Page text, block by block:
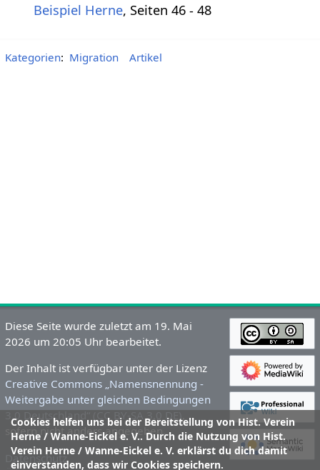
Beispiel Herne, Seiten 46 - 48
Kategorien: Migration Artikel
Cookies helfen uns bei der Bereitstellung von Hist. Verein
Herne / Wanne-Eickel e. V.. Durch die Nutzung von Hist.
Verein Herne / Wanne-Eickel e. V. erklärst du dich damit
einverstanden, dass wir Cookies speichern.
Diese Seite wurde zuletzt am 19. Mai
2026 um 20:05 Uhr bearbeitet.
Der Inhalt ist verfügbar unter der Lizenz
Creative Commons „Namensnennung -
Weitergabe unter gleichen Bedingungen
3.0 Deutschland“ (CC BY-SA 3.0 DE)
sofern nicht anders angegeben.
Datenschutz